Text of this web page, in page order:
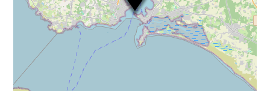
hommes, objets et idées.